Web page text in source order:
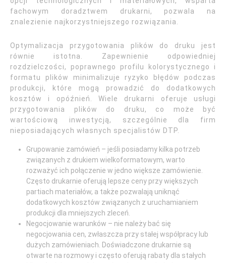
fachowym doradztwem drukarni, pozwala na
znalezienie najkorzystniejszego rozwiązania.
Optymalizacja przygotowania plików do druku jest
równie istotna. Zapewnienie odpowiedniej
rozdzielczości, poprawnego profilu kolorystycznego i
formatu plików minimalizuje ryzyko błędów podczas
produkcji, które mogą prowadzić do dodatkowych
kosztów i opóźnień. Wiele drukarni oferuje usługi
przygotowania plików do druku, co może być
wartościową inwestycją, szczególnie dla firm
nieposiadających własnych specjalistów DTP.
Grupowanie zamówień – jeśli posiadamy kilka potrzeb
związanych z drukiem wielkoformatowym, warto
rozważyć ich połączenie w jedno większe zamówienie.
Często drukarnie oferują lepsze ceny przy większych
partiach materiałów, a także pozwalają uniknąć
dodatkowych kosztów związanych z uruchamianiem
produkcji dla mniejszych zleceń.
Negocjowanie warunków – nie należy bać się
negocjowania cen, zwłaszcza przy stałej współpracy lub
dużych zamówieniach. Doświadczone drukarnie są
otwarte na rozmowy i często oferują rabaty dla stałych